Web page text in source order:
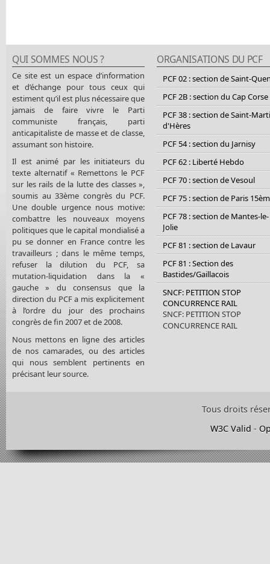
QUI SOMMES NOUS ?
Ce site est un espace d’information
et d’échange pour tous ceux qui
estiment qu’il est plus nécessaire que
jamais de faire vivre le Parti
communiste français, parti
anticapitaliste de masse et de classe,
assumant son histoire.
Il est animé par les initiateurs du
texte alternatif « Remettons le PCF
sur les rails de la lutte des classes »,
soumis au 33ème congrès du PCF.
Une double urgence nous motive:
combattre les nouveaux moyens
politiques que le capital mondialisé a
pu se donner en France contre les
travailleurs ; dans le même temps,
refuser la dilution du PCF, sa
mutation-liquidation dans la «
gauche » du consensus que la
direction du PCF a mis explicitement
à l’ordre du jour des prochains
congrès de fin 2007 et de 2008.
Nous mettons en ligne des articles
de nos camarades, ou des articles
qui nous semblent pertinents en
précisant leur source.
ORGANISATIONS DU PCF
PCF 02 : section de Saint-
PCF 2B : section du Cap Corse
PCF 38 : section de Saint-
d'Hères
PCF 54 : section du Jarnisy
PCF 62 : Liberté Hebdo
PCF 70 : section de Vesoul
PCF 75 : section de Paris
PCF 78 : section de Mantes-le-
Jolie
PCF 81 : section de Lavaur
PCF 81 : Section des
Bastides/Gaillacois
SNCF: PETITION STOP
CONCURRENCE RAIL
SNCF: PETITION STOP
CONCURRENCE RAIL
Tous droits
W3C Valid -